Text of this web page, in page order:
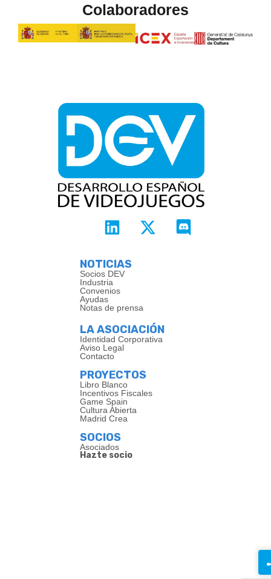
Colaboradores
NOTICIAS
Socios DEV
Industria
Convenios
Ayudas
Notas de prensa
LA ASOCIACIÓN
Identidad Corporativa
Aviso Legal
Contacto
PROYECTOS
Libro Blanco
Incentivos Fiscales
Game Spain
Cultura Abierta
Madrid Crea
SOCIOS
Asociados
Hazte socio